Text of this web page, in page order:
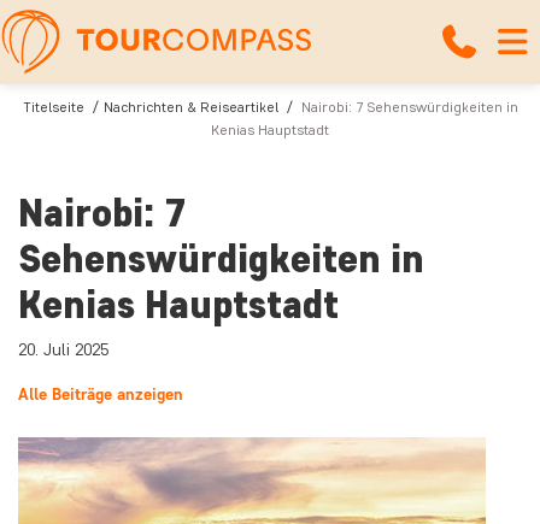
Titelseite Nachrichten & Reiseartikel
Nairobi: 7 Sehenswürdigkeiten in
Kenias Hauptstadt
Nairobi: 7
Sehenswürdigkeiten in
Kenias Hauptstadt
20. Juli 2025
Alle Beiträge anzeigen